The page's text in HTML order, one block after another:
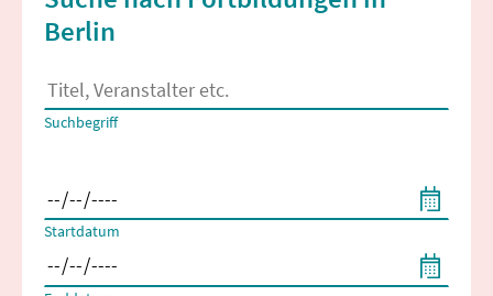
Berlin
Es erscheinen Suchvorschläge, wenn mindestens 2 Zeichen
Suchbegriff
Startdatum